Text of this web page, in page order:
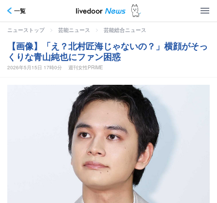
一覧
ニューストップ > 芸能ニュース > 芸能総合ニュース
【画像】「え？北村匠海じゃないの？」横顔がそっ
くりな青山純也にファン困惑
2026年5月15日 17時0分 週刊女性PRIME